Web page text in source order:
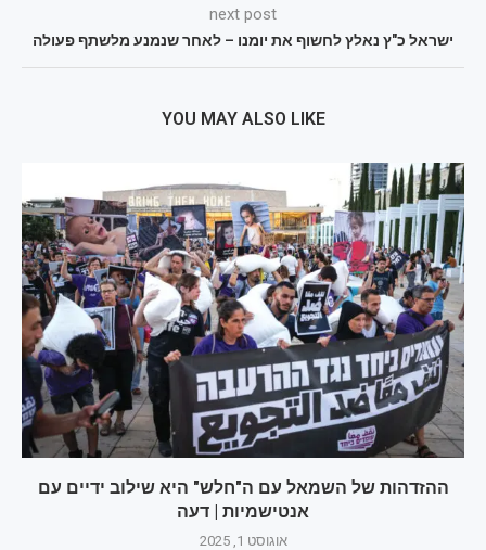
next post
ישראל כ"ץ נאלץ לחשוף את יומנו – לאחר שנמנע מלשתף פעולה
YOU MAY ALSO LIKE
ההזדהות של השמאל עם ה"חלש" היא שילוב ידיים עם
אנטישמיות | דעה
אוגוסט 1, 2025